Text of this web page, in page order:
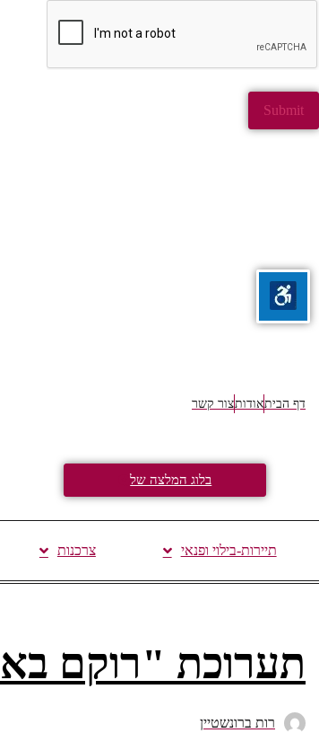
דף הביתאודותצור קשר
בלוג המלצה של
תיירות-בילוי ופנאי צרכנות
תערוכת "רוקם
רות ברונשטיין